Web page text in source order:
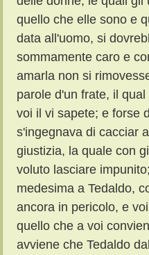
quello che elle sono e
data all'uomo, si
sommamente caro e
amarla non si
parole d'un frate, il
voi il vi sapete; e forse
s'ingegnava di cacciar
giustizia, la quale con
voluto lasciare
medesima a Tedaldo,
ancora in pericolo, e
quello che a voi
avviene che Tedaldo